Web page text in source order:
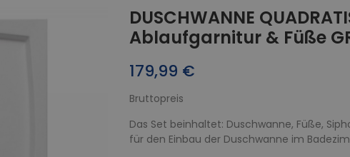
DUSCHWANNE
Ablaufgarnitur & Füße
179,99 €
Bruttopreis
Das Set beinhaltet: Duschwanne, Füße,
für den Einbau der Duschwanne im